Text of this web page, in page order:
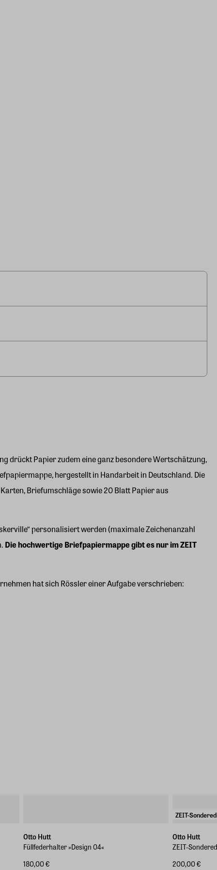
drückt Papier zudem eine ganz besondere Wertschätzung,
hergestellt in Handarbeit in Deutschland. Die
Briefumschläge sowie 20 Blatt Papier aus
personalisiert werden (maximale Zeichenanzahl
Die hochwertige Briefpapiermappe gibt es nur im ZEIT
hat sich Rössler einer Aufgabe verschrieben:
Otto Hutt
Füllfederhalter »Design 04«
180,00 €
ZEIT-
Otto Hutt
ZEIT-
200,00 €